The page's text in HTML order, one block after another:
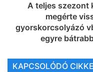
A teljes szezont
megérte
gyorskorcsolyázó
egyre
KAPCSOLÓDÓ